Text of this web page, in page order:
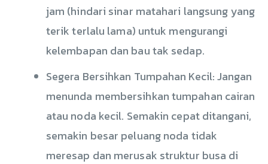
jam (hindari sinar matahari langsung yang
terik terlalu lama) untuk mengurangi
kelembapan dan bau tak sedap.
Segera Bersihkan Tumpahan Kecil: Jangan
menunda membersihkan tumpahan cairan
atau noda kecil. Semakin cepat ditangani,
semakin besar peluang noda tidak
meresap dan merusak struktur busa di